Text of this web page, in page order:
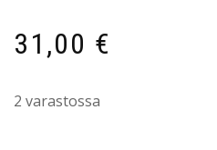
31,00 €
2 varastossa